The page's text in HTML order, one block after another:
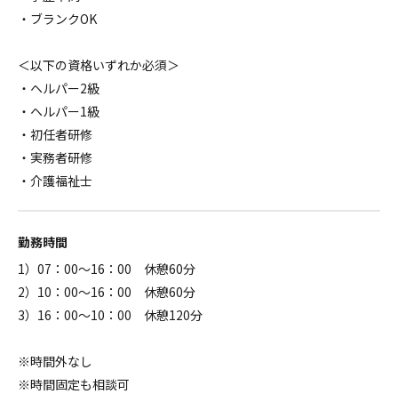
・ブランクOK
＜以下の資格いずれか必須＞
・ヘルパー2級
・ヘルパー1級
・初任者研修
・実務者研修
・介護福祉士
勤務時間
1）07：00～16：00 休憩60分
2）10：00～16：00 休憩60分
3）16：00～10：00 休憩120分
※時間外なし
※時間固定も相談可